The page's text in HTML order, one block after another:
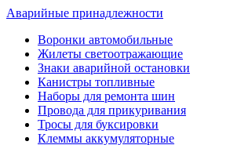
Аварийные принадлежности
Воронки автомобильные
Жилеты светоотражающие
Знаки аварийной остановки
Канистры топливные
Наборы для ремонта шин
Провода для прикуривания
Тросы для буксировки
Клеммы аккумуляторные